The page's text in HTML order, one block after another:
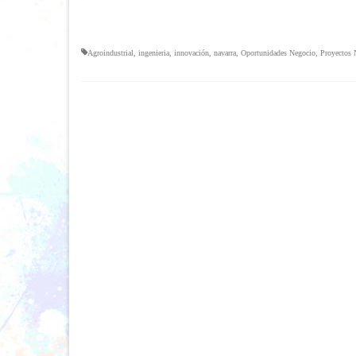
Agroindustrial ingenieria innovación navarra Oportunidades Negocio Proyectos